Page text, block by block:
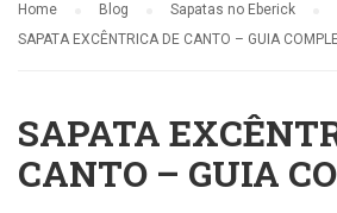
Home Blog
Sapatas no Eberick
SAPATA EXCÊNTRICA DE CANTO – GUIA
SAPATA
CANTO – GUIA